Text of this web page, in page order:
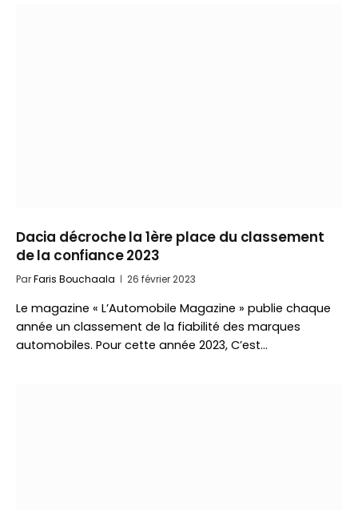
Dacia décroche la 1ère place du classement
de la confiance 2023
ParFaris Bouchaala 26 février 2023
Le magazine « L’Automobile Magazine » publie chaque
année un classement de la fiabilité des marques
automobiles. Pour cette année 2023, C’est…